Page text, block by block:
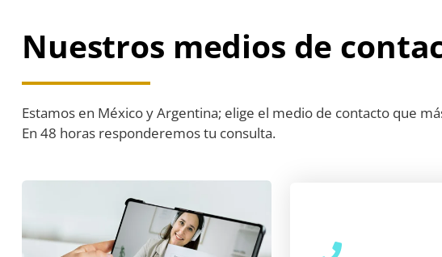
Nuestros medios de
Estamos en México y Argentina; elige el medio de contacto que
En 48 horas responderemos tu consulta.